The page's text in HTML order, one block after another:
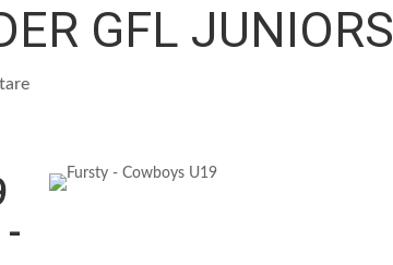
GFL JUNIORS